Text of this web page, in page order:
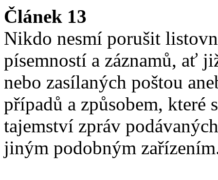
Článek 13
Nikdo nesmí porušit
písemností a záznamů, ať
nebo zasílaných poštou
případů a způsobem, které
tajemství zpráv
jiným podobným